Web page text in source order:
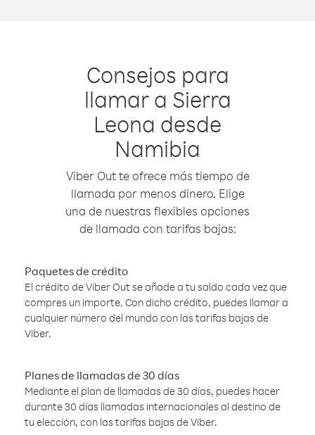
Consejos para
llamar a Sierra
Leona desde
Namibia
Viber Out te ofrece más tiempo de
llamada por menos dinero. Elige
una de nuestras flexibles opciones
de llamada con tarifas bajas:
Paquetes de crédito
El crédito de Viber Out se añade a tu saldo cada vez que
compres un importe. Con dicho crédito, puedes llamar a
cualquier número del mundo con las tarifas bajas de
Viber.
Planes de llamadas de 30 días
Mediante el plan de llamadas de 30 días, puedes hacer
durante 30 días llamadas internacionales al destino de
tu elección, con las tarifas bajas de Viber.